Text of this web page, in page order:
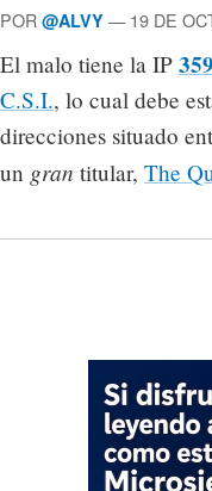
POR @ALVY — 19 DE
El malo tiene la IP
C.S.I., lo cual debe
direcciones situado
un gran titular, The